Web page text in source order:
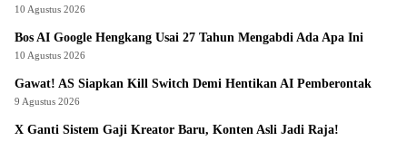
10 Agustus 2026
Bos AI Google Hengkang Usai 27 Tahun Mengabdi Ada Apa Ini
10 Agustus 2026
Gawat! AS Siapkan Kill Switch Demi Hentikan AI Pemberontak
9 Agustus 2026
X Ganti Sistem Gaji Kreator Baru, Konten Asli Jadi Raja!